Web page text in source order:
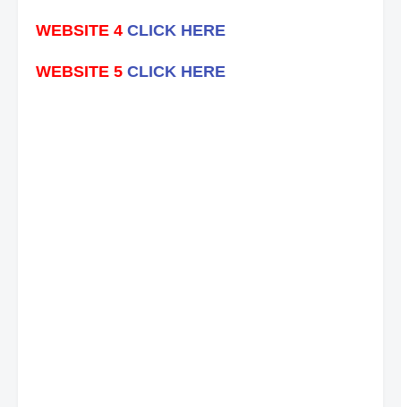
WEBSITE 4 CLICK HERE
WEBSITE 5 CLICK HERE